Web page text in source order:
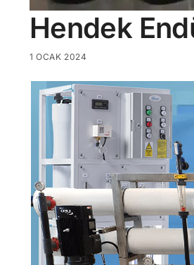
Hendek
1 OCAK 2024